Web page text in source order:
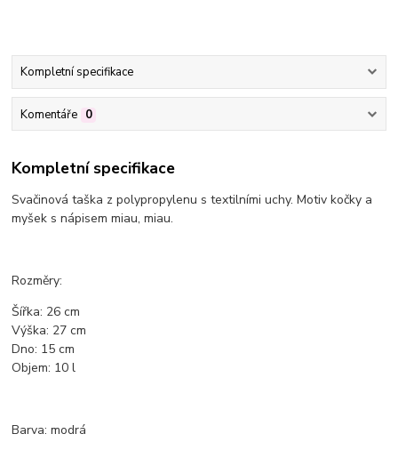
Kompletní specifikace
Komentáře 0
Kompletní specifikace
Svačinová taška z polypropylenu s textilními uchy. Motivkočky a
myšek s nápisem miau, miau.
Rozměry:
Šířka: 26 cm
Výška: 27 cm
Dno: 15 cm
Objem: 10 l
Barva: modrá